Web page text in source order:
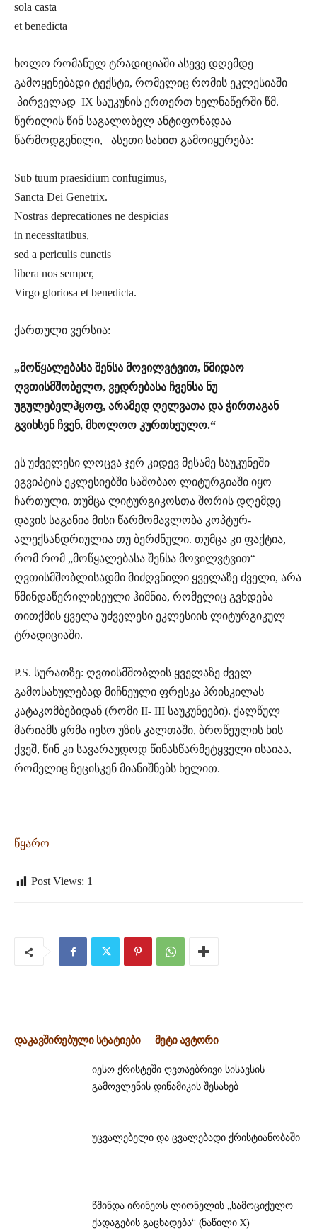
sola casta
et benedicta
ხოლო რომანულ ტრადიციაში ასევე დღემდე
გამოყენებადი ტექსტი, რომელიც რომის ეკლესიაში
პირველად IX საუკუნის ერთერთ ხელნაწერში წმ.
წერილის წინ საგალობელ ანტიფონადაა
წარმოდგენილი, ასეთი სახით გამოიყურება:
Sub tuum praesidium confugimus,
Sancta Dei Genetrix.
Nostras deprecationes ne despicias
in necessitatibus,
sed a periculis cunctis
libera nos semper,
Virgo gloriosa et benedicta.
ქართული ვერსია:
„მოწყალებასა შენსა მოვილვტვით, წმიდაო
ღვთისმშობელო, ვედრებასა ჩვენსა ნუ
უგულებელჰყოფ, არამედ ღელვათა და ჭირთაგან
გვიხსენ ჩვენ, მხოლოო კურთხეულო.“
ეს უძველესი ლოცვა ჯერ კიდევ მესამე საუკუნეში
ეგვიპტის ეკლესიებში საშობაო ლიტურგიაში იყო
ჩართული, თუმცა ლიტურგიკოსთა შორის დღემდე
დავის საგანია მისი წარმომავლობა კოპტურ-
ალექსანდრიულია თუ ბერძნული. თუმცა კი ფაქტია,
რომ რომ „მოწყალებასა შენსა მოვილვტვით“
ღვთისმშობლისადმი მიძღვნილი ყველაზე ძველი, არა
წმინდაწერილისეული ჰიმნია, რომელიც გვხდება
თითქმის ყველა უძველესი ეკლესიის ლიტურგიკულ
ტრადიციაში.
P.S. სურათზე: ღვთისმშობლის ყველაზე ძველ
გამოსახულებად მიჩნეული ფრესკა პრისკილას
კატაკომბებიდან (რომი II- III საუკუნეები). ქალწულ
მარიამს ყრმა იესო უზის კალთაში, ბროწეულის ხის
ქვეშ, წინ კი სავარაუდოდ წინასწარმეტყველი ისაიაა,
რომელიც ზეცისკენ მიანიშნებს ხელით.
წყარო
Post Views: 1
დაკავშირებული სტატიები მეტი ავტორი
იესო ქრისტეში ღვთაებრივი სისავსის
გამოვლენის დინამიკის შესახებ
უცვალებელი და ცვალებადი ქრისტიანობაში
წმინდა ირინეოს ლიონელის „სამოციქულო
ქადაგების გაცხადება“ (ნაწილი X)